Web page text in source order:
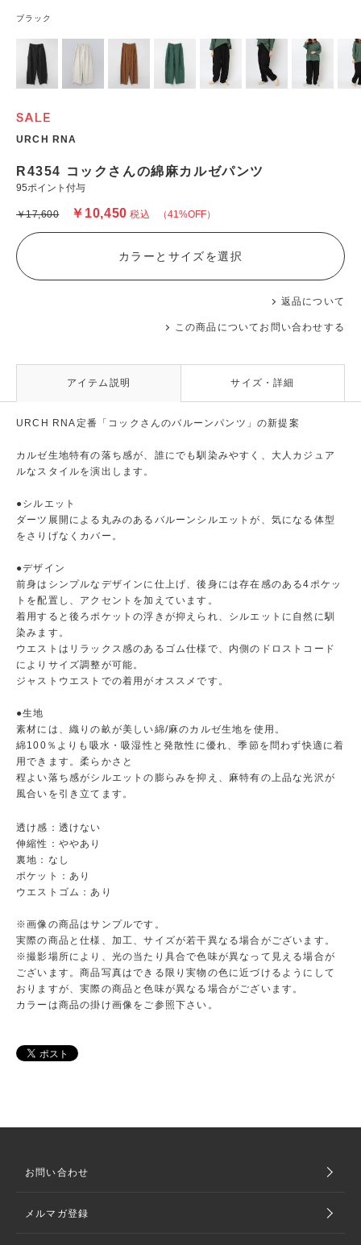
ブラック
URCH RNA
R4354 コックさんの綿麻カルゼパンツ
95ポイント付与
（41%OFF）
￥10,450 税込
￥17,600
返品について
この商品についてお問い合わせする
カラーとサイズを選択
アイテム説明 サイズ・詳細
URCH RNA定番「コックさんのバルーンパンツ」の新提案
カルゼ生地特有の落ち感が、誰にでも馴染みやすく、大人カジュア
ルなスタイルを演出します。
●シルエット
ダーツ展開による丸みのあるバルーンシルエットが、気になる体型
をさりげなくカバー。
●デザイン
前身はシンプルなデザインに仕上げ、後身には存在感のある4ポケッ
トを配置し、アクセントを加えています。
着用すると後ろポケットの浮きが抑えられ、シルエットに自然に馴
染みます。
ウエストはリラックス感のあるゴム仕様で、内側のドロストコード
によりサイズ調整が可能。
ジャストウエストでの着用がオススメです。
●生地
素材には、織りの畝が美しい綿/麻のカルゼ生地を使用。
綿100％よりも吸水・吸湿性と発散性に優れ、季節を問わず快適に着
用できます。柔らかさと
程よい落ち感がシルエットの膨らみを抑え、麻特有の上品な光沢が
風合いを引き立てます。
透け感：透けない
伸縮性：ややあり
裏地：なし
ポケット：あり
ウエストゴム：あり
※画像の商品はサンプルです。
実際の商品と仕様、加工、サイズが若干異なる場合がございます。
※撮影場所により、光の当たり具合で色味が異なって見える場合が
ございます。商品写真はできる限り実物の色に近づけるようにして
おりますが、実際の商品と色味が異なる場合がございます。
カラーは商品の掛け画像をご参照下さい。
お問い合わせ
メルマガ登録